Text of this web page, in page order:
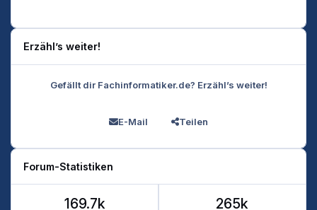
Erzähl’s weiter!
Gefällt dir Fachinformatiker.de? Erzähl’s weiter!
E-Mail Teilen
Forum-Statistiken
169.7k 265k